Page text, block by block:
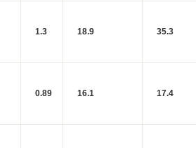
1.3 18.9 35.3
0.89 16.1 17.4